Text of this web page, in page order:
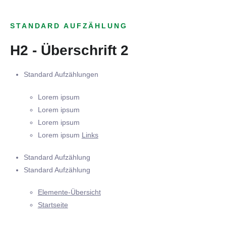
STANDARD AUFZÄHLUNG
H2 - Überschrift 2
Standard Aufzählungen
Lorem ipsum
Lorem ipsum
Lorem ipsum
Lorem ipsum Links
Standard Aufzählung
Standard Aufzählung
Elemente-Übersicht
Startseite